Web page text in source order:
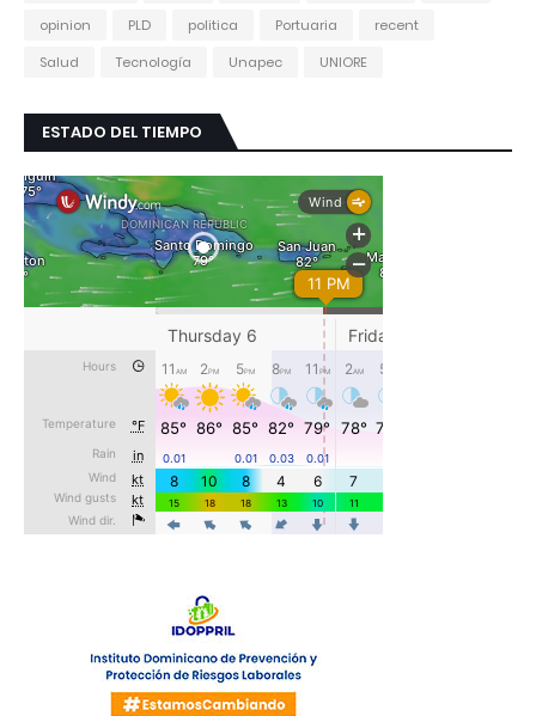
opinion
PLD politica Portuaria
recent
Salud
Tecnología Unapec UNIORE
ESTADO DEL TIEMPO